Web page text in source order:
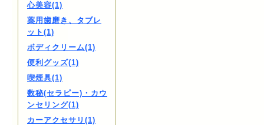
心美容(1)
薬用歯磨き、タブレ
ット(1)
ボディクリーム(1)
便利グッズ(1)
喫煙具(1)
数秘(セラピー)・カウ
ンセリング(1)
カーアクセサリ(1)